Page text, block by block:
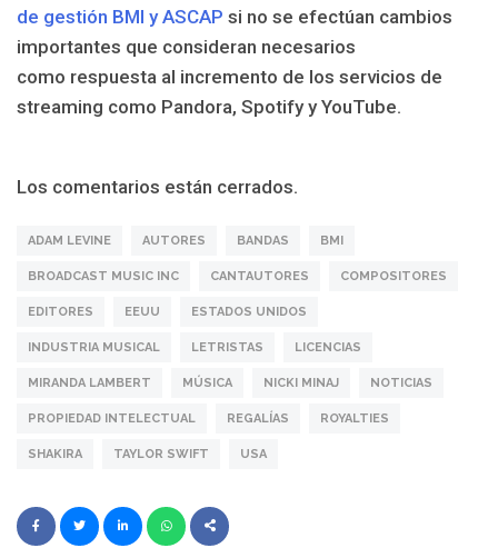
de gestión BMI y ASCAP si no se efectúan cambios
importantes que consideran necesarios
como respuesta al incremento de los servicios de
streaming como Pandora, Spotify y YouTube.
Los comentarios están cerrados.
ADAM LEVINE AUTORES BANDAS BMI
BROADCAST MUSIC INC CANTAUTORES COMPOSITORES
EDITORES EEUU ESTADOS UNIDOS
INDUSTRIA MUSICAL LETRISTAS LICENCIAS
MIRANDA LAMBERT MÚSICA NICKI MINAJ NOTICIAS
PROPIEDAD INTELECTUAL REGALÍAS ROYALTIES
SHAKIRA TAYLOR SWIFT USA